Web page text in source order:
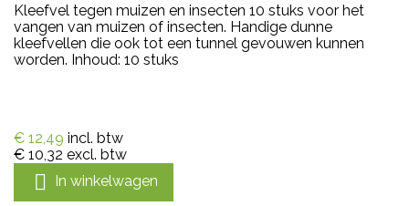
Kleefvel tegen muizen en insecten 10 stuks voor het
vangen van muizen of insecten. Handige dunne
kleefvellen die ook tot een tunnel gevouwen kunnen
worden. Inhoud: 10 stuks
€ 12,49 incl. btw
€ 10,32 excl. btw
 In winkelwagen